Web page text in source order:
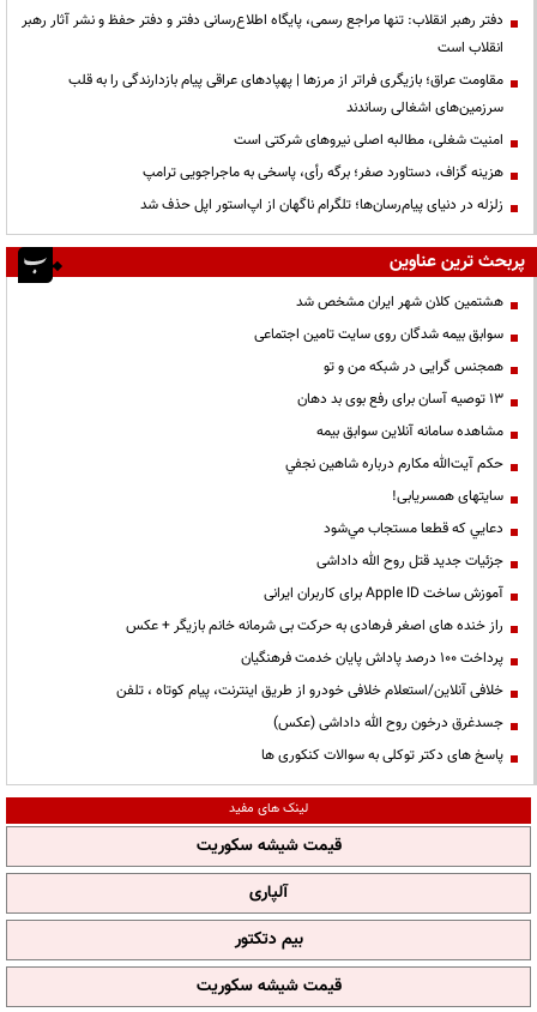
دفتر رهبر انقلاب: تنها مراجع رسمی، پایگاه اطلاع‌رسانی دفتر و دفتر حفظ و نشر آثار رهبر
انقلاب است
مقاومت عراق؛ بازیگری فراتر از مرزها | پهپادهای عراقی پیام بازدارندگی را به قلب
سرزمین‌های اشغالی رساندند
‌امنیت شغلی، مطالبه اصلی نیروهای شرکتی است
هزینه گزاف، دستاورد صفر؛ برگه رأی، پاسخی به ماجراجویی ترامپ
زلزله در دنیای پیام‌رسان‌ها؛ تلگرام ناگهان از اپ‌استور اپل حذف شد
پربحث ترین عناوین
هشتمین کلان شهر ایران مشخص شد
سوابق بیمه شدگان روی سایت تامین اجتماعی
همجنس گرایی در شبکه من و تو
13 توصیه آسان برای رفع بوی بد دهان
مشاهده سامانه آنلاين سوابق بیمه
حكم آيت‌الله مكارم درباره شاهين نجفي
سایتهای همسریابی!
دعايي كه قطعا مستجاب مي‌شود
جزئیات جدید قتل روح الله داداشی
آموزش ساخت Apple ID برای کاربران ایرانی
راز خنده های اصغر فرهادی به حرکت بی شرمانه خانم بازیگر + عکس
پرداخت ۱۰۰ درصد پاداش پایان خدمت فرهنگیان
خلافی آنلاین/استعلام خلافی خودرو از طریق اینترنت، پیام کوتاه ، تلفن
جسدغرق درخون روح الله داداشی (عکس)
پاسخ های دکتر توکلی به سوالات کنکوری ها
لینک های مفید
قیمت شیشه سکوریت
آلپاری
بیم دتکتور
قیمت شیشه سکوریت